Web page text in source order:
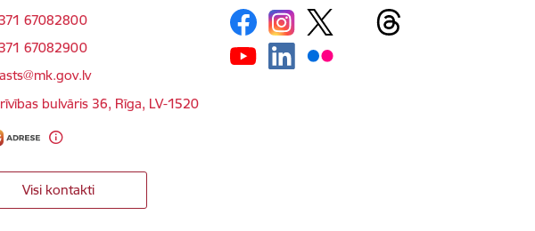
67082800
67082900
pasts:
bulvāris 36, Rīga, LV-1520
Visi kontakti